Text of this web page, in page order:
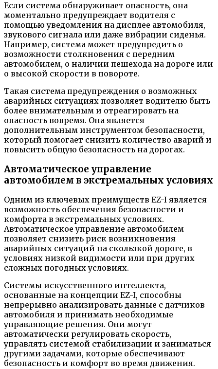
Если система обнаруживает опасность, она
моментально предупреждает водителя с
помощью уведомления на дисплее автомобиля,
звукового сигнала или даже вибрации сиденья.
Например, система может предупредить о
возможности столкновения с передним
автомобилем, о наличии пешехода на дороге или
о высокой скорости в повороте.
Такая система предупреждения о возможных
аварийных ситуациях позволяет водителю быть
более внимательным и отреагировать на
опасность вовремя. Она является
дополнительным инструментом безопасности,
который помогает снизить количество аварий и
повысить общую безопасность на дорогах.
Автоматическое управление
автомобилем в экстремальных условиях
Одним из ключевых преимуществ EZ-I является
возможность обеспечения безопасности и
комфорта в экстремальных условиях.
Автоматическое управление автомобилем
позволяет снизить риск возникновения
аварийных ситуаций на скользкой дороге, в
условиях низкой видимости или при других
сложных погодных условиях.
Системы искусственного интеллекта,
основанные на концепции EZ-I, способны
непрерывно анализировать данные с датчиков
автомобиля и принимать необходимые
управляющие решения. Они могут
автоматически регулировать скорость,
управлять системой стабилизации и заниматься
другими задачами, которые обеспечивают
безопасность и комфорт во время движения.